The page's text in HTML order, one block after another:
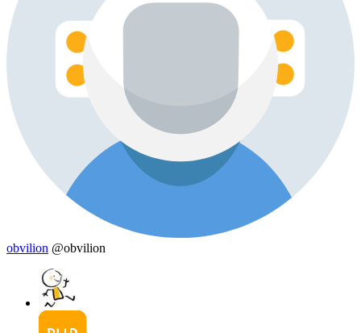
obvilion @obvilion